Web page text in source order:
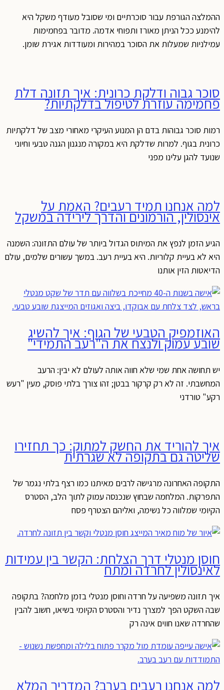
ההמלצה הגורפת עבור סוכרתיים ומי שסובל מעודף משקל היא
להימנע ככל הניתן מאורז ותפוחי אדמה. מדובר בפחמימות
עמילניות שמעלות את הסוכר במהירות ומעודדות אגירת שומן.
סוכר גבוה ודלקת כרונית: איך תזונה דלת
פחמימה עוזרת לטיפול בדלקתיות?
רמות סוכר גבוהות בדם הן המנוע העיקרי מאחורי מצב של דלקתיות
כרונית בגוף. למרות שדלקת היא במקורה מנגנון הגנה טבעי וחיוני
שנועד להגן עלינו מפני
למה אנחנו תמיד רעבים? האמת על
אינסולין, הורמונים והדרך לירידה במשקל
הגיע הזמן לנפץ את המיתוס הגדול ביותר של עולם התזונה: השמנה
היא לא בעיית קלוריות. היא בעיית רעב. במשך עשורים שלמים, עולם
הדיאטות הזין אותנו
האוזמפיק הטבעי של הגוף: איך להשיג
שובע עמוק ולנצח את ה"רעב התמידי"
יש תחושה אחת שמי שלא חווה אותה לעולם לא יבין: הרעב
המחשבתי. זה לא רק קרקור בבטן; זהו צורך בלתי פוסק, מעין "רעש
רקע" טורדני
איך להוריד את החשק למתוק: כך תחזירו
שליטה גם בתקופה לא שגרתית
התקופה האחרונה מרגישה לרבים מאיתנו כמו רצף בלתי נגמר של
התפרקות. המלחמה שבחוץ שנכנסה עמוק לתוך הלב, הסטרס
הקיומי שמלווה כל נשימה, ואליהם הצטרף פסח
חוסן מנטלי דרך הצלחת: הקשר בין עמידות
לאינסולין לחרדה ומתח
איך תזונה משפיעה על חרדה וחוסן מנטלי בזמן מלחמה? בתקופה
שבה השקט הפך למצרך נדיר והסטרס הקיומי בשיאו, חשוב להבין
שהחרדה שאנו חווים אינה רק
למה אנחנו רעבים בערב? המדריך המלא